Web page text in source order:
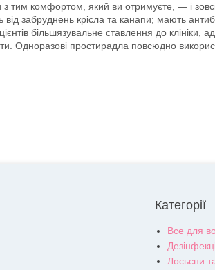
тим комфортом, який ви отримуєте, — і
забруднень крісла та канапи; мають
більшязувальне ставлення до клініки,
Одноразові простирадла повсюдно
Категорії
Все для
Лосьєни